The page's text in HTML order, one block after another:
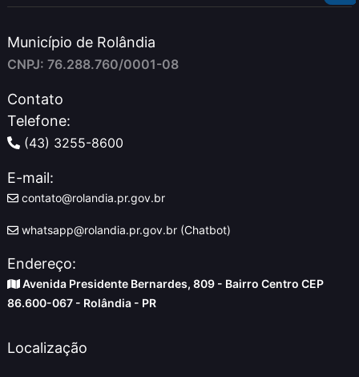
Município de Rolândia
CNPJ: 76.288.760/0001-08
Contato
Telefone:
(43) 3255-8600
E-mail:
contato@rolandia.pr.gov.br
whatsapp@rolandia.pr.gov.br (Chatbot)
Endereço:
Avenida Presidente Bernardes, 809 - Bairro Centro CEP
86.600-067 - Rolândia - PR
Localização